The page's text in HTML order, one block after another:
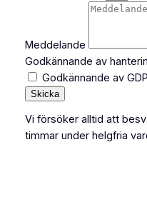
Meddelande
Godkännande av
Godkännande av
Skicka
Vi försöker alltid att
timmar under helgfria